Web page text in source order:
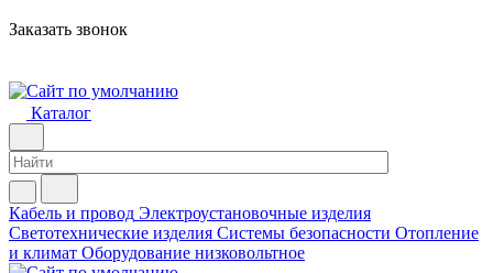
Заказать звонок
Каталог
Кабель и провод Электроустановочные изделия
Светотехнические изделия Системы безопасности Отопление
и климат Оборудование низковольтное